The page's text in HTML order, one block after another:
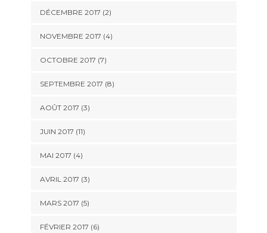
DÉCEMBRE 2017 (2)
NOVEMBRE 2017 (4)
OCTOBRE 2017 (7)
SEPTEMBRE 2017 (8)
AOÛT 2017 (3)
JUIN 2017 (11)
MAI 2017 (4)
AVRIL 2017 (3)
MARS 2017 (5)
FÉVRIER 2017 (6)